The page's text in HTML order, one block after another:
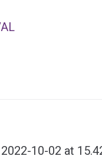
10-02 at